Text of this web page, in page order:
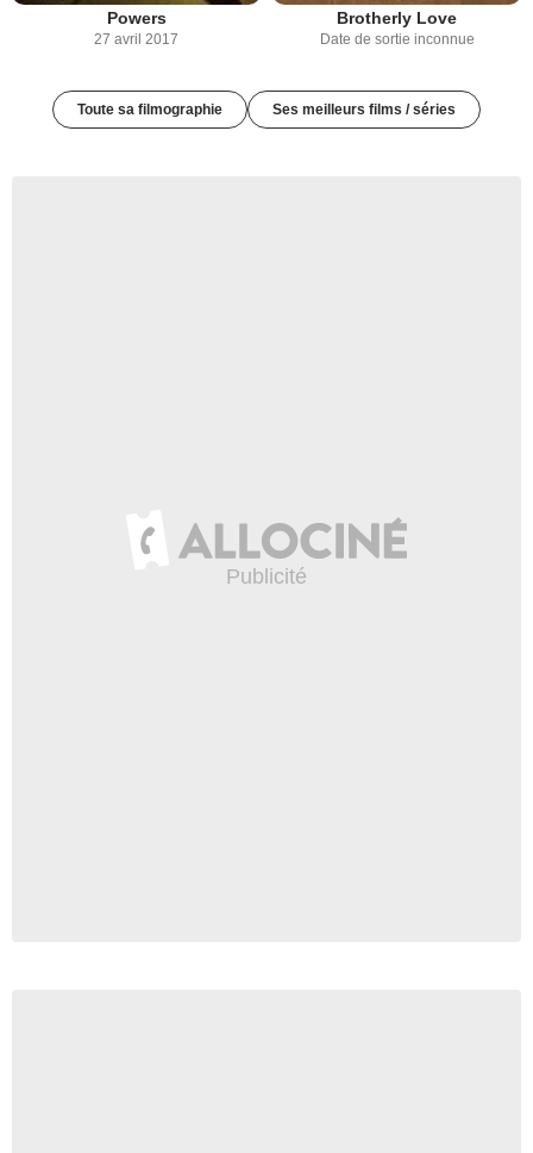
Powers
27 avril 2017
Brotherly Love
Date de sortie inconnue
Toute sa filmographie Ses meilleurs films / séries